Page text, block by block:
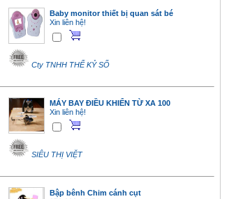
Baby monitor thiết bị quan sát bé
Xin liên hệ!
Cty TNHH THẾ KỶ SỐ
MÁY BAY ĐIỀU KHIỂN TỪ XA 100
Xin liên hệ!
SIÊU THỊ VIỆT
Bập bênh Chim cánh cụt